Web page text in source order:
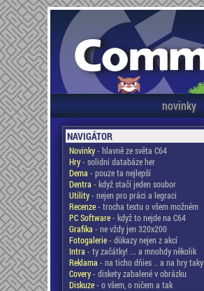
novinky
NAVIGÁTOR
Novinky- hlavně ze světa C64
Hry- solidní databáze her
Dema - pouze ta nejlepší
Dentra - když stačí jeden soubor
Utility- nejen pro práci a legraci
Recenze- trocha textu o všem možném
PC Software- když to nejde na C64
Grafika - ne vždy jen 320x200
Fotogalerie- důkazy nejen z akcí
Intra - ty začátky! ... a mnohdy několik
Reklama - na ticho dňies .. a na hry taky
Covery- diskety zabalené v obrázku
Diskuze- o všem, o ničem a tak